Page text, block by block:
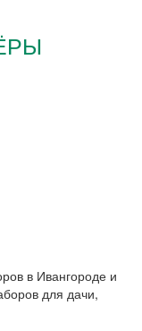
в Ивангороде и
для дачи,